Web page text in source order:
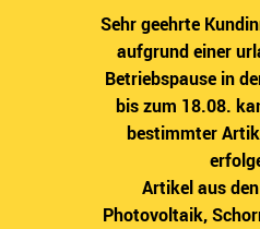
Sehr geehrte
aufgrund einer
Betriebspause in
bis zum 18.08.
bestimmter
Artikel aus
Photovoltaik,